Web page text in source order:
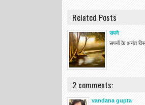
Related Posts
सपने
सपनों के अनंत
2 comments:
vandana gupta